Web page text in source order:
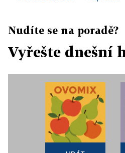
Nudíte se na poradě?
Vyřešte dnešní